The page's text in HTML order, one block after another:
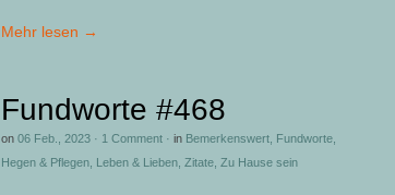
Mehr lesen →
Fundworte #468
on 06 Feb., 2023 · 1 Comment · in Bemerkenswert Fundworte
Hegen & Pflegen
Leben & Lieben Zitate Zu Hause sein